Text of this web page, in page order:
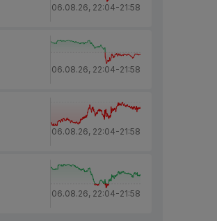
06.08.26, 22:04-21:58
06.08.26, 22:04-21:58
06.08.26, 22:04-21:58
06.08.26, 22:04-21:58